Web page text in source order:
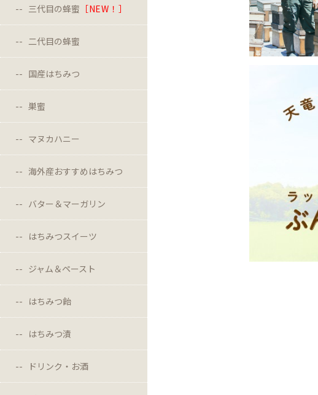
三代目の蜂蜜 ［NEW！］
二代目の蜂蜜
国産はちみつ
巣蜜
マヌカハニー
海外産おすすめはちみつ
バター＆マーガリン
はちみつスイーツ
ジャム＆ペースト
はちみつ飴
はちみつ漬
ドリンク・お酒